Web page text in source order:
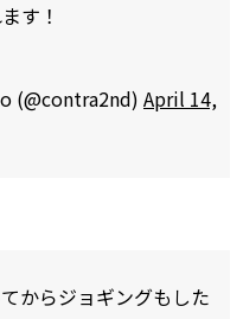
す！
(@contra2nd) April 14,
からジョギングもした